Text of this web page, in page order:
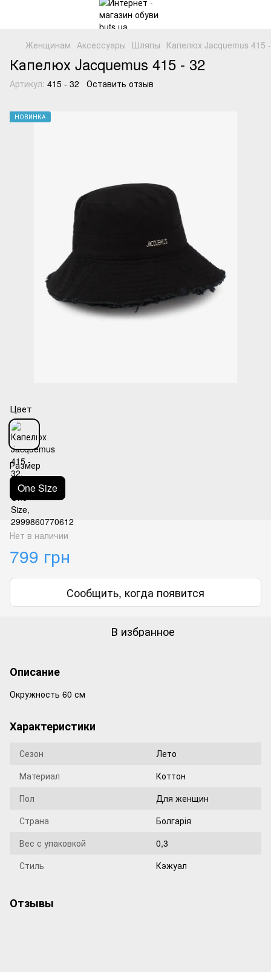
Женщинам Аксессуары Шляпы Капелюх Jacquemus 415
Капелюх Jacquemus 415 - 32
Артикул: 415 - 32 Оставить отзыв
НОВИНКА
Цвет
Размер
One Size
Нет в наличии
799 грн
Сообщить, когда появится
В избранное
Описание
Окружность 60 см
Характеристики
Сезон
Лето
Материал
Коттон
Пол
Для женщин
Страна
Болгарія
Вес с упаковкой
0,3
Стиль
Кэжуал
Отзывы